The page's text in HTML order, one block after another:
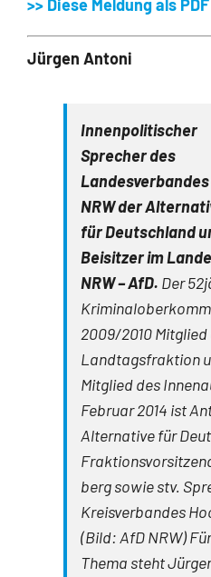
>> Diese Meldung als PDF
Jürgen Antoni
Innenpolitischer
Sprecher des
Landesverbandes
NRW der
für Deutschland
Beisitzer im
NRW– AfD. Der
2009/2010 Mitglied
Landtagsfraktion
Mitglied des
Februar 2014 ist
Alternative für
berg sowie stv.
Kreisverbandes
(Bild: AfD NRW)
Thema steht